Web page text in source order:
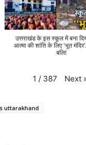
उत्तराखंड के इस स्कूल में बना
आत्मा की शांति के लिए 'भूत
बलि!
1 / 387 Next
uttarakhand